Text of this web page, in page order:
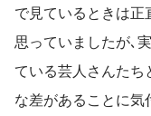
で見ているときは
思っていましたが､
ている芸人さんたち
な差があることに気